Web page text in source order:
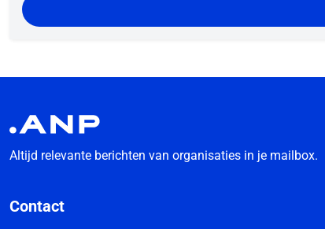
Altijd relevante berichten van organisaties in je mailbox.
Contact